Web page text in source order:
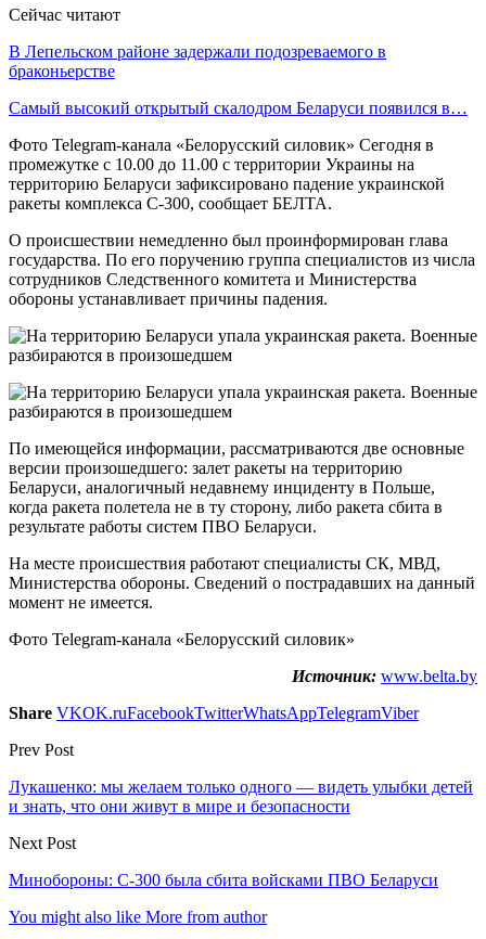
Сейчас читают
В Лепельском районе задержали подозреваемого в
браконьерстве
Самый высокий открытый скалодром Беларуси появился в…
Фото Telegram-канала «Белорусский силовик» Сегодня в
промежутке с 10.00 до 11.00 с территории Украины на
территорию Беларуси зафиксировано падение украинской
ракеты комплекса С-300, сообщает БЕЛТА.
О происшествии немедленно был проинформирован глава
государства. По его поручению группа специалистов из числа
сотрудников Следственного комитета и Министерства
обороны устанавливает причины падения.
По имеющейся информации, рассматриваются две основные
версии произошедшего: залет ракеты на территорию
Беларуси, аналогичный недавнему инциденту в Польше,
когда ракета полетела не в ту сторону, либо ракета сбита в
результате работы систем ПВО Беларуси.
На месте происшествия работают специалисты СК, МВД,
Министерства обороны. Сведений о пострадавших на данный
момент не имеется.
Фото Telegram-канала «Белорусский силовик»
Источник: www.belta.by
Share VKOK.ruFacebookTwitterWhatsAppTelegramViber
Prev Post
Лукашенко: мы желаем только одного — видеть улыбки детей
и знать, что они живут в мире и безопасности
Next Post
Минобороны: С-300 была сбита войсками ПВО Беларуси
You might also like More from author